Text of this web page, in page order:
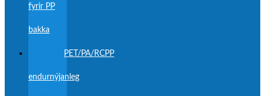
fyrir PP
bakka
PET/PA/RCPP
endurnýjanleg